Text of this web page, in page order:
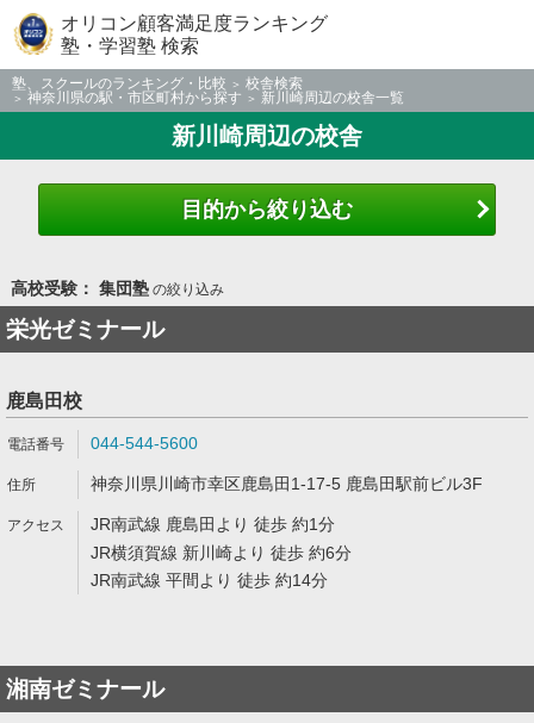
オリコン顧客満足度ランキング
塾・学習塾 検索
塾、スクールのランキング・比較
校舎検索
神奈川県の駅・市区町村から探す
新川崎周辺の校舎一覧
新川崎周辺の校舎
目的から絞り込む
高校受験： 集団塾の絞り込み
栄光ゼミナール
鹿島田校
044-544-5600
神奈川県川崎市幸区鹿島田1-17-5 鹿島田駅前ビル3F
JR南武線 鹿島田より 徒歩 約1分
JR横須賀線 新川崎より 徒歩 約6分
JR南武線 平間より 徒歩 約14分
湘南ゼミナール